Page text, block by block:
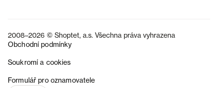
2008–2026 © Shoptet, a.s. Všechna práva vyhrazena
Obchodní podmínky
Soukromí a cookies
Formulář pro oznamovatele